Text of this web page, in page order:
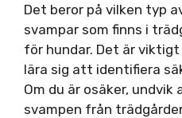
Det beror på vilken typ
svampar som finns i
för hundar. Det är
lära sig att identifiera
Om du är osäker,
svampen från